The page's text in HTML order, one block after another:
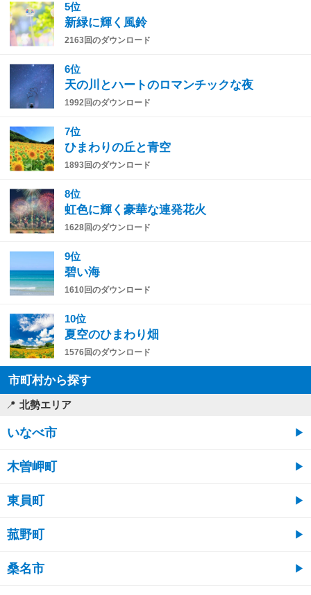
5位
新緑に輝く風鈴
2163回のダウンロード
6位
天の川とハートのロマンチックな夜
1992回のダウンロード
7位
ひまわりの丘と青空
1893回のダウンロード
8位
虹色に輝く豪華な連発花火
1628回のダウンロード
9位
碧い海
1610回のダウンロード
10位
夏空のひまわり畑
1576回のダウンロード
市町村から探す
北勢エリア
いなべ市
木曽岬町
東員町
菰野町
桑名市